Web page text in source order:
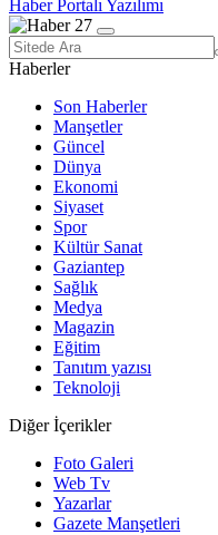
Haber Portalı Yazılımı
Haberler
Son Haberler
Manşetler
Güncel
Dünya
Ekonomi
Siyaset
Spor
Kültür Sanat
Gaziantep
Sağlık
Medya
Magazin
Eğitim
Tanıtım yazısı
Teknoloji
Diğer İçerikler
Foto Galeri
Web Tv
Yazarlar
Gazete Manşetleri